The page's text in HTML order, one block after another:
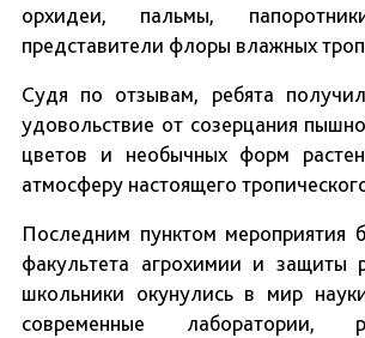
орхидеи, пальмы,
представители флоры влажных
Судя по отзывам, ребята
удовольствие от созерцания
цветов и необычных форм
атмосферу настоящего
Последним пунктом мероприятия
факультета агрохимии и защиты
школьники окунулись в мир
современные лаборатории,